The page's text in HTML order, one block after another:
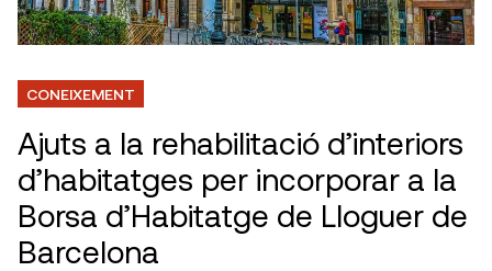
CONEIXEMENT
Ajuts a la rehabilitació d’interiors
d’habitatges per incorporar a la
Borsa d’Habitatge de Lloguer de
Barcelona